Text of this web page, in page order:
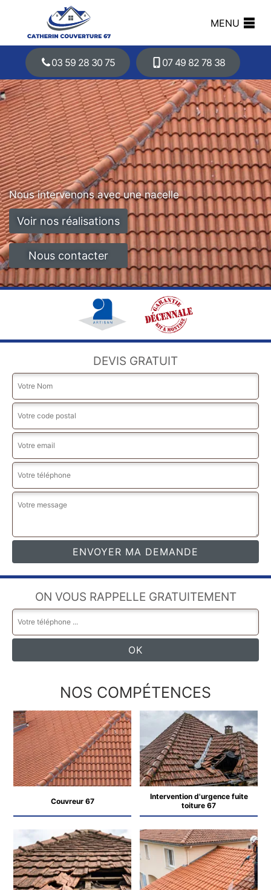
MENU
03 59 28 30 75 07 49 82 78 38
Nous intervenons avec une nacelle
Voir nos réalisations
Nous contacter
DEVIS GRATUIT
ON VOUS RAPPELLE GRATUITEMENT
NOS COMPÉTENCES
Couvreur 67
Intervention d'urgence fuite
toiture 67